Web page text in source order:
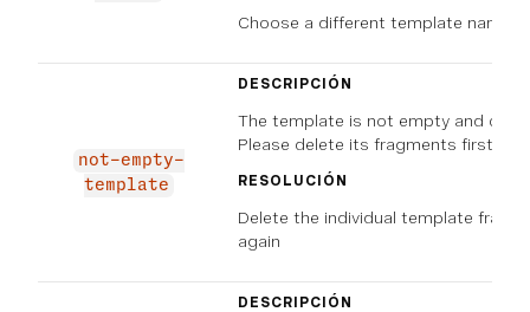
Choose a different template name
not-empty-
template
DESCRIPCIÓN
The template is not empty and
Please delete its fragments first
RESOLUCIÓN
Delete the individual template
again
DESCRIPCIÓN